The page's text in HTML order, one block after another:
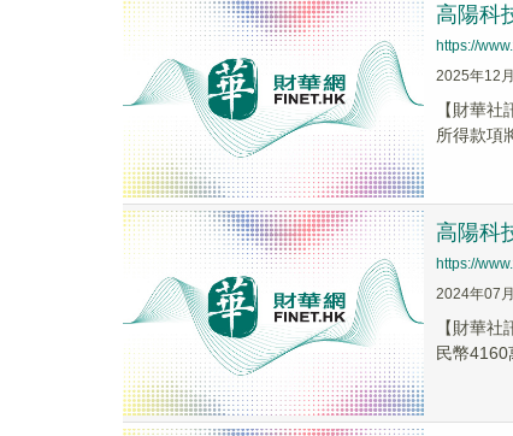
高陽科
https://
2025年12
【財華
所得款項
高陽科
https://
2024年07
【財華
民幣4160